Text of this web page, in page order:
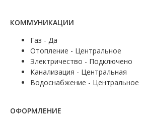
КОММУНИКАЦИИ
Газ - Да
Отопление - Центральное
Электричество - Подключено
Канализация - Центральная
Водоснабжение - Центральное
ОФОРМЛЕНИЕ